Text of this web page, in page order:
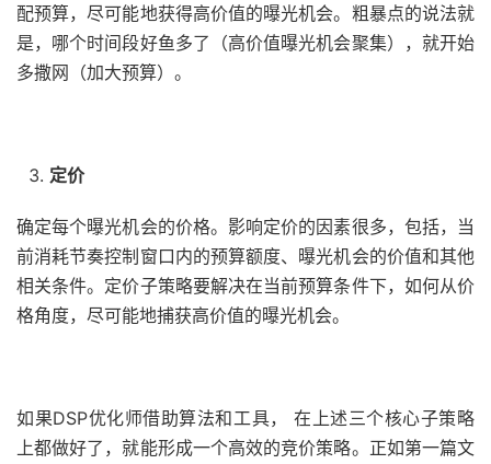
配预算，尽可能地获得高价值的曝光机会。粗暴点的说法就
是，哪个时间段好鱼多了（高价值曝光机会聚集），就开始
多撒网（加大预算）。
定价
确定每个曝光机会的价格。影响定价的因素很多，包括，当
前消耗节奏控制窗口内的预算额度、曝光机会的价值和其他
相关条件。定价子策略要解决在当前预算条件下，如何从价
格角度，尽可能地捕获高价值的曝光机会。
如果DSP优化师借助算法和工具， 在上述三个核心子策略
上都做好了，就能形成一个高效的竞价策略。正如第一篇文